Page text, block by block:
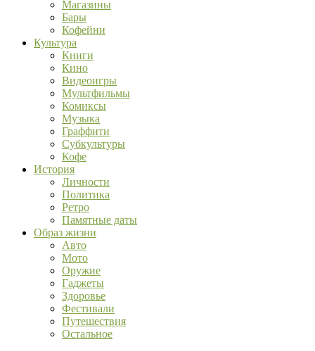
Магазины
Бары
Кофейни
Культура
Книги
Кино
Видеоигры
Мультфильмы
Комиксы
Музыка
Граффити
Субкультуры
Кофе
История
Личности
Политика
Ретро
Памятные даты
Образ жизни
Авто
Мото
Оружие
Гаджеты
Здоровье
Фестивали
Путешествия
Остальное